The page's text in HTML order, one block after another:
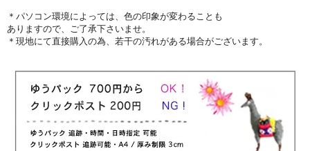
＊パソコン環境によっては、色の印象が変わることも
ありますので、ご了承下さいませ。
＊現地にて直接購入の為、若干の汚れがある場合がございます。